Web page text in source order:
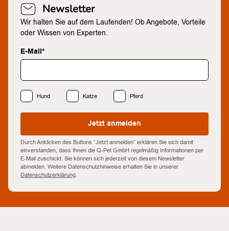
Newsletter
Wir halten Sie auf dem Laufenden! Ob Angebote, Vorteile
oder Wissen von Experten.
E-Mail*
Hund Katze Pferd
Jetzt anmelden
Durch Anklicken des Buttons “Jetzt anmelden” erklären Sie sich damit
einverstanden, dass Ihnen die Q-Pet GmbH regelmäßig Informationen per
E-Mail zuschickt. Sie können sich jederzeit von diesem Newsletter
abmelden. Weitere Datenschutzhinweise erhalten Sie in unserer
Datenschutzerklärung.